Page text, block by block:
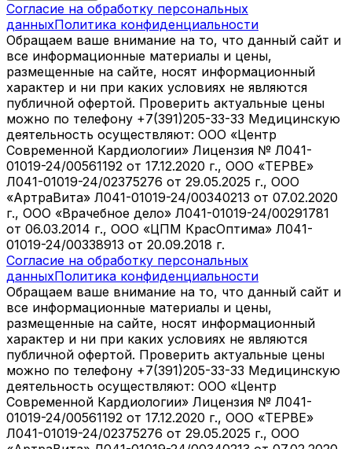
Согласие на обработку персональных
данныхПолитика конфиденциальности
Обращаем ваше внимание на то, что данный сайт и
все информационные материалы и цены,
размещенные на сайте, носят информационный
характер и ни при каких условиях не являются
публичной офертой. Проверить актуальные цены
можно по телефону +7(391)205-33-33 Медицинскую
деятельность осуществляют: ООО «Центр
Современной Кардиологии» Лицензия № Л041-
01019-24/00561192 от 17.12.2020 г., ООО «ТЕРВЕ»
Л041-01019-24/02375276 от 29.05.2025 г., ООО
«АртраВита» Л041-01019-24/00340213 от 07.02.2020
г., ООО «Врачебное дело» Л041-01019-24/00291781
от 06.03.2014 г., ООО «ЦПМ КрасОптима» Л041-
01019-24/00338913 от 20.09.2018 г.
Согласие на обработку персональных
данныхПолитика конфиденциальности
Обращаем ваше внимание на то, что данный сайт и
все информационные материалы и цены,
размещенные на сайте, носят информационный
характер и ни при каких условиях не являются
публичной офертой. Проверить актуальные цены
можно по телефону +7(391)205-33-33 Медицинскую
деятельность осуществляют: ООО «Центр
Современной Кардиологии» Лицензия № Л041-
01019-24/00561192 от 17.12.2020 г., ООО «ТЕРВЕ»
Л041-01019-24/02375276 от 29.05.2025 г., ООО